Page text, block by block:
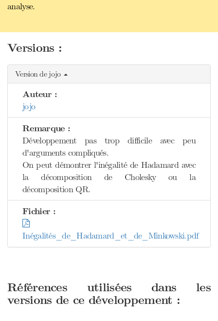
analyse.
Versions :
Version de jojo
Auteur :
jojo
Remarque :
Développement pas trop difficile avec peu
d'arguments compliqués.
On peut démontrer l'inégalité de Hadamard avec
la décomposition de Cholesky ou la
décomposition QR.
Fichier :
Inégalités_de_Hadamard_et_de_Minkowski.pdf
Références utilisées dans les
versions de ce développement :